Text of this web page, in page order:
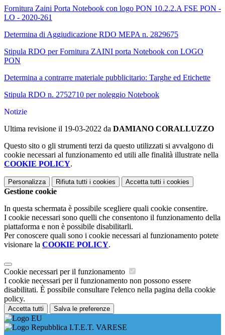
Fornitura Zaini Porta Notebook con logo PON 10.2.2.A FSE PON -
LO - 2020-261
Determina di Aggiudicazione RDO MEPA n. 2829675
Stipula RDO per Fornitura ZAINI porta Notebook con LOGO
PON
Determina a contrarre materiale pubblicitario: Targhe ed Etichette
Stipula RDO n. 2752710 per noleggio Notebook
Notizie
Ultima revisione il 19-03-2022 da DAMIANO CORALLUZZO
Questo sito o gli strumenti terzi da questo utilizzati si avvalgono di
cookie necessari al funzionamento ed utili alle finalità illustrate nella
COOKIE POLICY.
Personalizza Rifiuta tutti i cookies Accetta tutti i cookies
Gestione cookie
In questa schermata è possibile scegliere quali cookie consentire.
I cookie necessari sono quelli che consentono il funzionamento della
piattaforma e non è possibile disabilitarli.
Per conoscere quali sono i cookie necessari al funzionamento potete
visionare la COOKIE POLICY.
Cookie necessari per il funzionamento
I cookie necessari per il funzionamento non possono essere
disabilitati. È possibile consultare l'elenco nella pagina della cookie
policy.
Accetta tutti Salva le preferenze
I.T.E.T. VARESE